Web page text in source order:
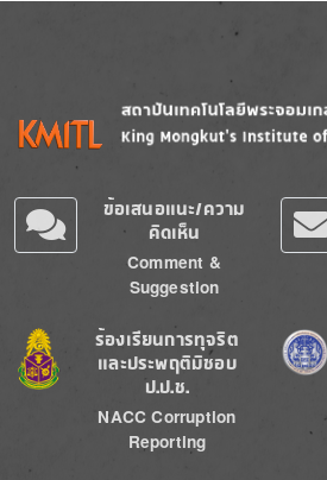
Image
ข้อเสนอแนะ/ความ
คิดเห็น
Comment &
Suggestion
Image
ร้องเรียนการทุจริต
และประพฤติมิชอบ
ป.ป.ช.
NACC Corruption
Reporting
Image